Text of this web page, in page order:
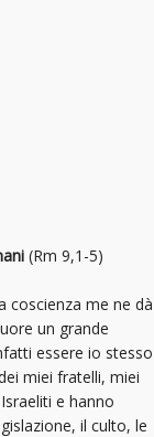
(Rm 9,1-5)
coscienza me ne dà
un grande
essere io stesso
miei fratelli, miei
e hanno
il culto, le